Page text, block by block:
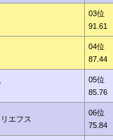
03位
91.61
04位
87.44
05位
85.76
エフス
06位
75.84